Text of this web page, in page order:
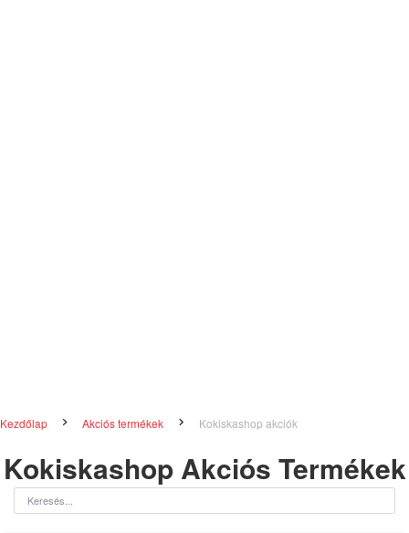
Kezdőlap Akciós termékek Kokiskashop akciók
Kokiskashop Akciós Termékek